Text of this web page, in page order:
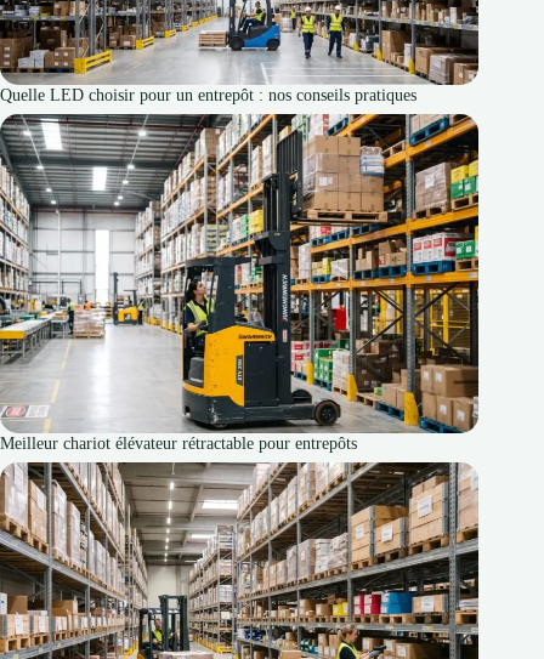
Quelle LED choisir pour un entrepôt : nos conseils pratiques
Meilleur chariot élévateur rétractable pour entrepôts